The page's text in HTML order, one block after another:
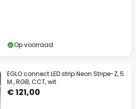
Op voorraad
EGLO connect LED strip Neon Stripe-Z, 5
M., RGB, CCT, wit
€ 121,00